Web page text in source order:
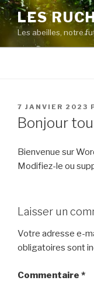
Aller
au
contenu
principal
LES
Les abeilles, notre
PUBLIÉ
LE
7 JANVIER 2023
Bonjour
Bienvenue sur
Modifiez-le ou
Laisser un
Votre adresse e-
obligatoires sont
Commentaire *